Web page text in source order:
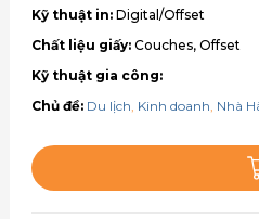
Kỹ thuật in:Digital/Offset
Chất liệu giấy:Couches, Offset
Kỹ thuật gia công:
Chủ đề: Du lịch, Kinh doanh, Nhà